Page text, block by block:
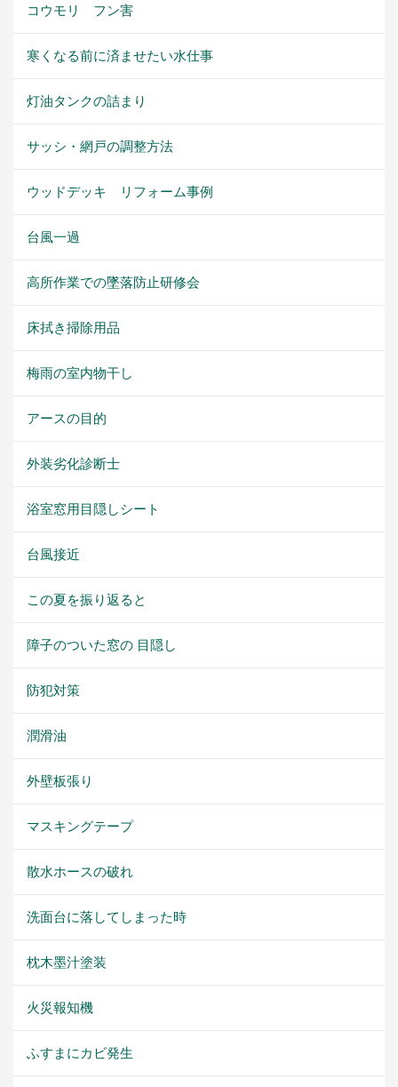
コウモリ フン害
寒くなる前に済ませたい水仕事
灯油タンクの詰まり
サッシ・網戸の調整方法
ウッドデッキ リフォーム事例
台風一過
高所作業での墜落防止研修会
床拭き掃除用品
梅雨の室内物干し
アースの目的
外装劣化診断士
浴室窓用目隠しシート
台風接近
この夏を振り返ると
障子のついた窓の 目隠し
防犯対策
潤滑油
外壁板張り
マスキングテープ
散水ホースの破れ
洗面台に落してしまった時
枕木墨汁塗装
火災報知機
ふすまにカビ発生